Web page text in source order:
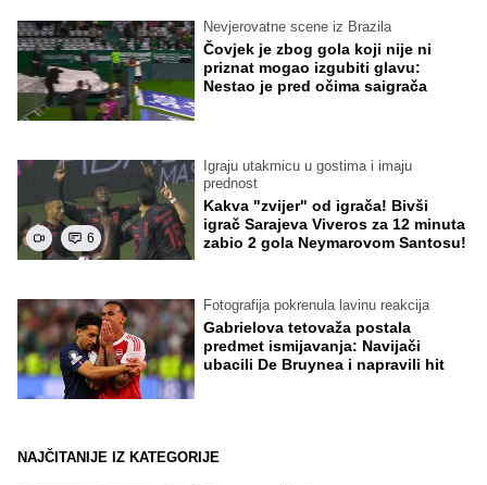
Nevjerovatne scene iz Brazila
Čovjek je zbog gola koji nije ni
priznat mogao izgubiti glavu:
Nestao je pred očima saigrača
6
Igraju utakmicu u gostima i imaju
prednost
Kakva "zvijer" od igrača! Bivši
igrač Sarajeva Viveros za 12 minuta
zabio 2 gola Neymarovom Santosu!
Fotografija pokrenula lavinu reakcija
Gabrielova tetovaža postala
predmet ismijavanja: Navijači
ubacili De Bruynea i napravili hit
NAJČITANIJE IZ KATEGORIJE